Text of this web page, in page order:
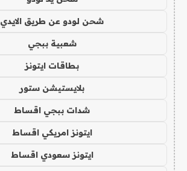
شحن لودو عن طريق الايدي
شعبية ببجي
بطاقات ايتونز
بلايستيشن ستور
شدات ببجي اقساط
ايتونز امريكي اقساط
ايتونز سعودي اقساط